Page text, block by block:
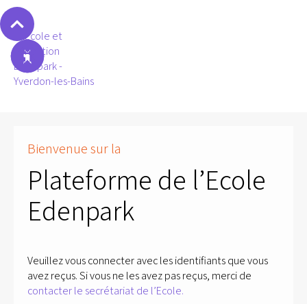
Bienvenue sur la
Plateforme de l’Ecole
Edenpark
Veuillez vous connecter avec les identifiants que vous
avez reçus. Si vous ne les avez pas reçus, merci de
contacter le secrétariat de l’Ecole.